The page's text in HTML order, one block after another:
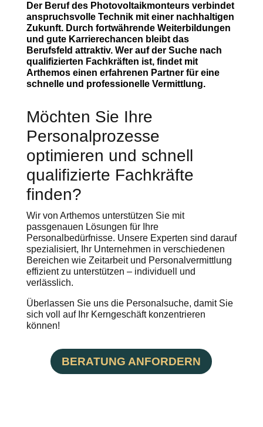
Der Beruf des Photovoltaikmonteurs verbindet
anspruchsvolle Technik mit einer nachhaltigen
Zukunft. Durch fortwährende Weiterbildungen
und gute Karrierechancen bleibt das
Berufsfeld attraktiv. Wer auf der Suche nach
qualifizierten Fachkräften ist, findet mit
Arthemos einen erfahrenen Partner für eine
schnelle und professionelle Vermittlung.
Möchten Sie Ihre
Personalprozesse
optimieren und schnell
qualifizierte Fachkräfte
finden?
Wir von Arthemos unterstützen Sie mit
passgenauen Lösungen für Ihre
Personalbedürfnisse. Unsere Experten sind darauf
spezialisiert, Ihr Unternehmen in verschiedenen
Bereichen wie Zeitarbeit und Personalvermittlung
effizient zu unterstützen – individuell und
verlässlich.
Überlassen Sie uns die Personalsuche, damit Sie
sich voll auf Ihr Kerngeschäft konzentrieren
können!
BERATUNG ANFORDERN